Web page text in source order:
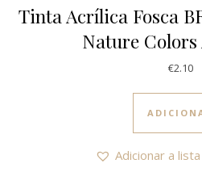
Tinta Acrílica Fosca
Nature Colors
€2.10
Adicionar a